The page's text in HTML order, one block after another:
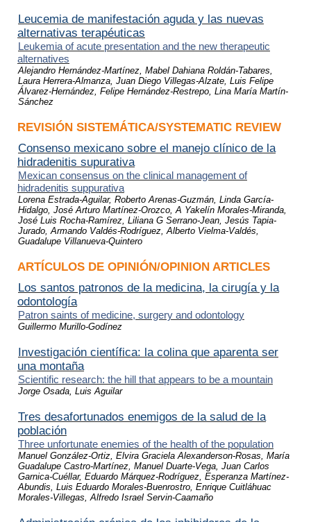
Leucemia de manifestación aguda y las nuevas
alternativas terapéuticas
Leukemia of acute presentation and the new therapeutic
alternatives
Alejandro Hernández-Martínez, Mabel Dahiana Roldán-Tabares,
Laura Herrera-Almanza, Juan Diego Villegas-Alzate, Luis Felipe
Álvarez-Hernández, Felipe Hernández-Restrepo, Lina María Martín-
Sánchez
REVISIÓN SISTEMÁTICA/SYSTEMATIC REVIEW
Consenso mexicano sobre el manejo clínico de la
hidradenitis supurativa
Mexican consensus on the clinical management of
hidradenitis suppurativa
Lorena Estrada-Aguilar, Roberto Arenas-Guzmán, Linda García-
Hidalgo, José Arturo Martínez-Orozco, A Yakelín Morales-Miranda,
José Luis Rocha-Ramírez, Liliana G Serrano-Jean, Jesús Tapia-
Jurado, Armando Valdés-Rodríguez, Alberto Vielma-Valdés,
Guadalupe Villanueva-Quintero
ARTÍCULOS DE OPINIÓN/OPINION ARTICLES
Los santos patronos de la medicina, la cirugía y la
odontología
Patron saints of medicine, surgery and odontology
Guillermo Murillo-Godínez
Investigación científica: la colina que aparenta ser
una montaña
Scientific research: the hill that appears to be a mountain
Jorge Osada, Luis Aguilar
Tres desafortunados enemigos de la salud de la
población
Three unfortunate enemies of the health of the population
Manuel González-Ortiz, Elvira Graciela Alexanderson-Rosas, María
Guadalupe Castro-Martínez, Manuel Duarte-Vega, Juan Carlos
Garnica-Cuéllar, Eduardo Márquez-Rodríguez, Esperanza Martínez-
Abundis, Luis Eduardo Morales-Buenrostro, Enrique Cuitláhuac
Morales-Villegas, Alfredo Israel Servin-Caamaño